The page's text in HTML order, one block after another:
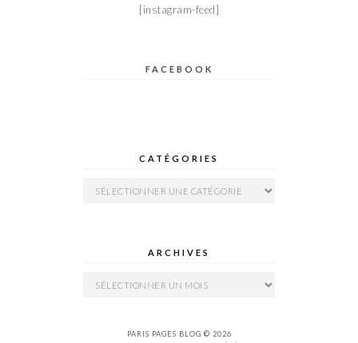
[instagram-feed]
FACEBOOK
CATÉGORIES
Catégories
ARCHIVES
Archives
PARIS PAGES BLOG © 2026